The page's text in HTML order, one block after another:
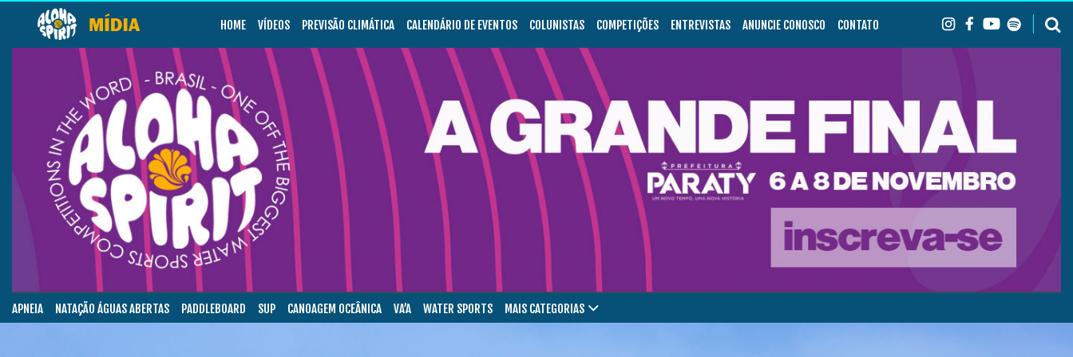
HOME VÍDEOS PREVISÃO CLIMÁTICA CALENDÁRIO DE EVENTOS COLUNISTAS COMPETIÇÕES ENTREVISTAS ANUNCIE CONOSCO CONTATO
APNEIA NATAÇÃO ÁGUAS ABERTAS PADDLEBOARD SUP CANOAGEM OCEÂNICA VA’A WATER SPORTS MAIS CATEGORIAS